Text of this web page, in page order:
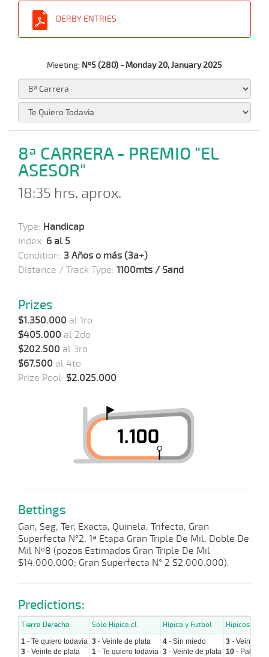
DERBY ENTRIES
Meeting: Nº5 (280) - Monday 20, January 2025
8ª CARRERA - PREMIO "EL
ASESOR"
18:35 hrs. aprox.
Type: Handicap
Index: 6 al 5
Condition: 3 Años o más (3a+)
Distance / Track Type: 1100mts / Sand
Prizes
$1.350.000 al 1ro
$405.000 al 2do
$202.500 al 3ro
$67.500 al 4to
Prize Pool: $2.025.000
Bettings
Gan, Seg, Ter, Exacta, Quinela, Trifecta, Gran
Superfecta N°2, 1ª Etapa Gran Triple De Mil, Doble De
Mil Nº8 (pozos Estimados Gran Triple De Mil
$14.000.000; Gran Superfecta N° 2 $2.000.000).
Predictions:
Tierra Derecha Solo Hipica.cl Hípica y Futbol Hipicos.cl
1 - Te quiero todavia
3 - Veinte de plata
3 - Veinte de plata
1 - Te quiero todavia
4 - Sin miedo
3 - Veinte de plata
3 - Veinte de
10 - Pakito